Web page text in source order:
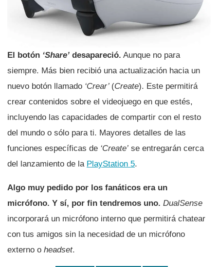
El botón ‘Share’ desapareció. Aunque no para
siempre. Más bien recibió una actualización hacia un
nuevo botón llamado ‘Crear’ (Create). Este permitirá
crear contenidos sobre el videojuego en que estés,
incluyendo las capacidades de compartir con el resto
del mundo o sólo para ti. Mayores detalles de las
funciones especí­ficas de ‘Create’ se entregarán cerca
del lanzamiento de la PlayStation 5.
Algo muy pedido por los fanáticos era un
micrófono. Y sí­, por fin tendremos uno. DualSense
incorporará un micrófono interno que permitirá chatear
con tus amigos sin la necesidad de un micrófono
externo o headset.